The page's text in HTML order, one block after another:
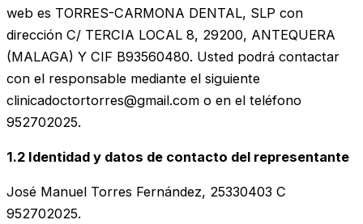
web es TORRES-CARMONA DENTAL, SLP con
dirección C/ TERCIA LOCAL 8, 29200, ANTEQUERA
(MALAGA) Y CIF B93560480. Usted podrá contactar
con el responsable mediante el siguiente
clinicadoctortorres@gmail.com o en el teléfono
952702025.
1.2 Identidad y datos de contacto del representante
José Manuel Torres Fernández, 25330403 C
952702025.